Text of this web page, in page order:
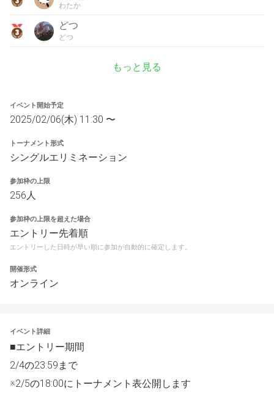
わたか
どつ
どつ
もっと見る
イベント開始予定
2025/02/06(木) 11:30 〜
トーナメント形式
シングルエリミネーション
参加枠の上限
256人
参加枠の上限を超えた場合
エントリー先着順
エントリーした日時が早い順に参加が自動的に確定します。
開催形式
オンライン
イベント詳細
■エントリー期間
2/4の23:59まで
※2/5の18:00にトーナメント表公開します